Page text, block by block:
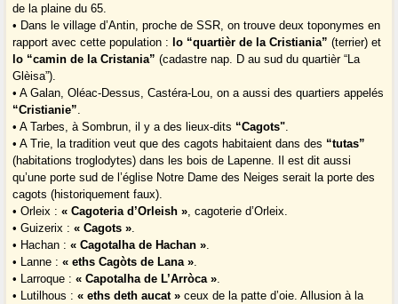
de la plaine du 65.
• Dans le village d’Antin, proche de SSR, on trouve deux toponymes en
rapport avec cette population : lo “quartièr de la Cristiania” (terrier) et
lo “camin de la Cristania” (cadastre nap. D au sud du quartièr “La
Glèisa”).
• A Galan, Oléac-Dessus, Castéra-Lou, on a aussi des quartiers appelés
“Cristianie”.
• A Tarbes, à Sombrun, il y a des lieux-dits “Cagots".
• A Trie, la tradition veut que des cagots habitaient dans des “tutas”
(habitations troglodytes) dans les bois de Lapenne. Il est dit aussi
qu’une porte sud de l’église Notre Dame des Neiges serait la porte des
cagots (historiquement faux).
• Orleix :« Cagoteria d’Orleish », cagoterie d’Orleix.
• Guizerix :« Cagots ».
• Hachan :« Cagotalha de Hachan ».
• Lanne :« eths Cagòts de Lana ».
• Larroque :« Capotalha de L’Arròca ».
• Lutilhous :« eths deth aucat » ceux de la patte d’oie. Allusion à la